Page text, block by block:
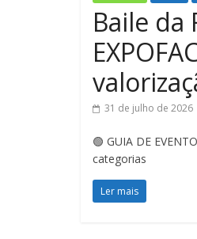
Baile da
31 de julho de 2026
🟢 GUIA DE
categorias
Ler mais